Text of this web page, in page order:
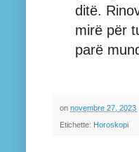
ditë.
mirë për
parë
on novembre 27, 2023
Etichette: Horoskopi